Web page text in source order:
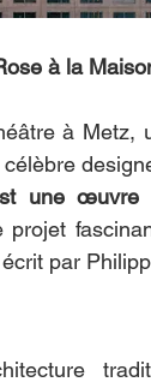
à la
à
une œuvre
par